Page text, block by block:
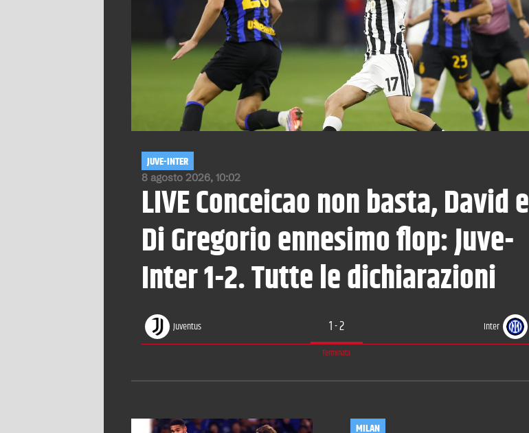
8 agosto 2026, 10:02
JUVE-INTER
LIVEConceicao non basta, David e
Di Gregorio ennesimo flop: Juve-
Inter 1-2. Tutte le dichiarazioni
Juventus 1-2 Inter
Terminata
MILAN